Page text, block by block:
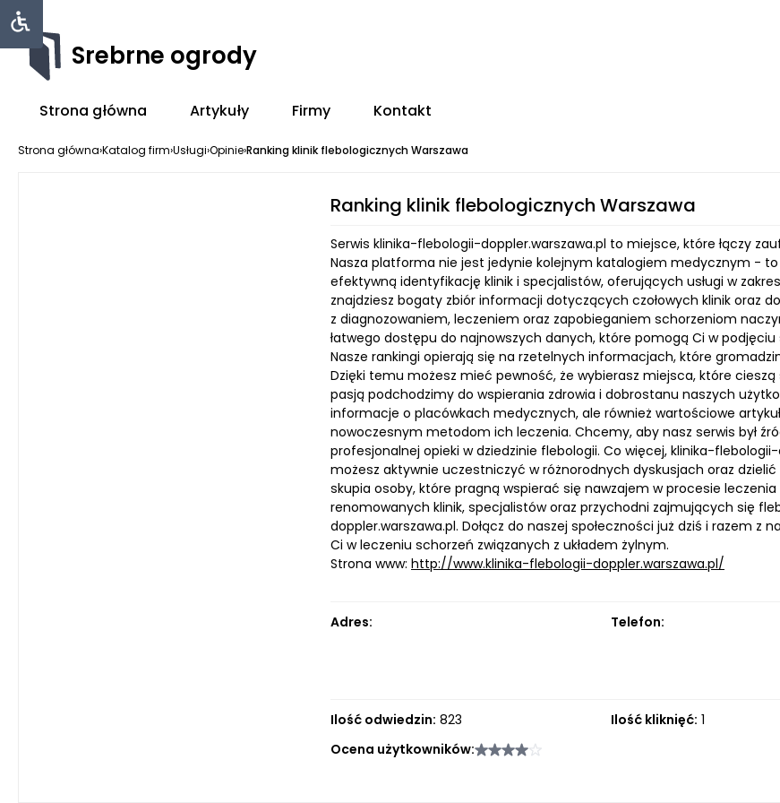
Srebrne ogrody
Strona główna Artykuły Firmy Kontakt
Strona główna›Katalog firm›Usługi›Opinie›Ranking klinik flebologicznych Warszawa
Ranking klinik flebologicznych Warszawa
Serwis klinika-flebologii-doppler.warszawa.pl to miejsce, które łączy
Nasza platforma nie jest jedynie kolejnym katalogiem medycznym -
efektywną identyfikację klinik i specjalistów, oferujących usługi w
znajdziesz bogaty zbiór informacji dotyczących czołowych klinik oraz
z diagnozowaniem, leczeniem oraz zapobieganiem schorzeniom
łatwego dostępu do najnowszych danych, które pomogą Ci w
Nasze rankingi opierają się na rzetelnych informacjach, które
Dzięki temu możesz mieć pewność, że wybierasz miejsca, które
pasją podchodzimy do wspierania zdrowia i dobrostanu naszych
informacje o placówkach medycznych, ale również wartościowe
nowoczesnym metodom ich leczenia. Chcemy, aby nasz serwis był
profesjonalnej opieki w dziedzinie flebologii. Co więcej, klinika-
możesz aktywnie uczestniczyć w różnorodnych dyskusjach oraz
skupia osoby, które pragną wspierać się nawzajem w procesie
renomowanych klinik, specjalistów oraz przychodni zajmujących się
doppler.warszawa.pl. Dołącz do naszej społeczności już dziś i razem
Ci w leczeniu schorzeń związanych z układem żylnym.
Strona www: http://www.klinika-flebologii-doppler.warszawa.pl/
Adres: Telefon:
Ilość odwiedzin: 823 Ilość kliknięć: 1
Ocena użytkowników: